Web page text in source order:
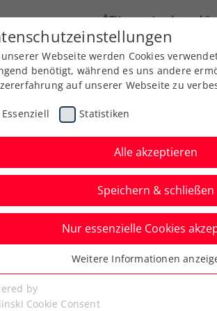
ÖTV
Ausbildung Services
Erste
Webseite werden Cookies
benötigt, während es uns andere
auf unserer Webseite zu
Essenziell Statistiken
Alle akzeptieren
Speichern & schließen
Nur essenzielle Cookies
Cookies werden für grundlegende
benötigt. Dadurch ist gewährleistet,
Weitere Informationen
by
Cookie Consent